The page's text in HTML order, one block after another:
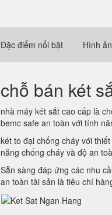
Đặc điểm nổi bật Hình
chỗ bán két
nhà máy két sắt cao cấp là
bemc safe an toàn với tính
két to đại chống cháy với
năng chống cháy và độ an
Sẵn sàng đáp ứng các nhu
an toàn tài sản là tiêu chí